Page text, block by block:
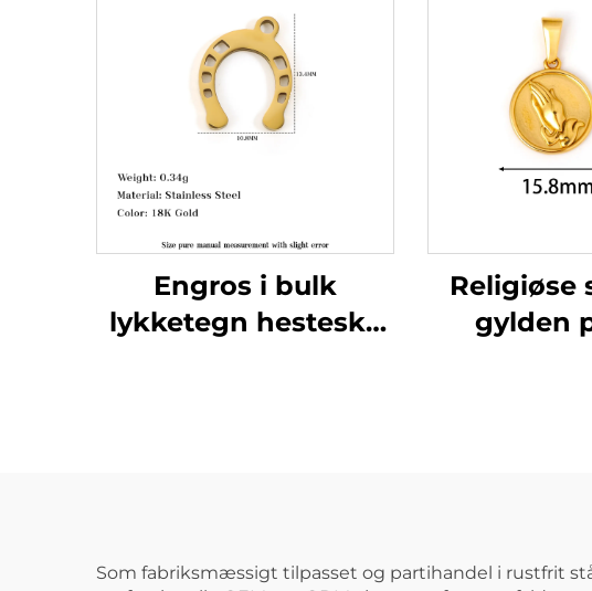
Engros i bulk
lykketegn hestesko
Religiøse
gylden
Som fabriksmæssigt tilpasset og partihandel i rustfrit